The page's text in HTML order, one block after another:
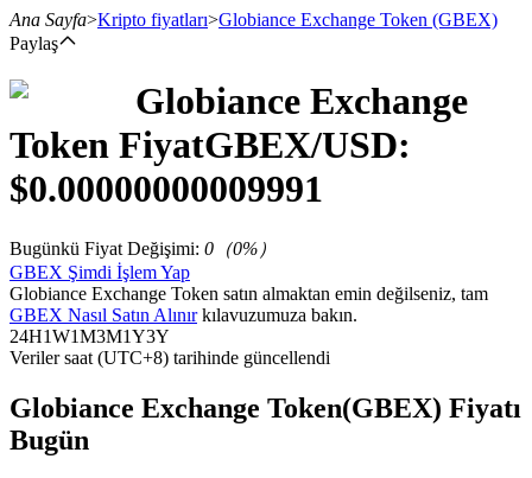
USDT Vadeli İşlemleri
Teminat olarak USDT kullanan vadeli işlemler
Ana Sayfa>Kripto fiyatları>Globiance Exchange Token (GBEX)
Paylaş
Globiance Exchange
Token FiyatGBEX/USD:
$0.00000000009991
Bugünkü Fiyat Değişimi: 0 （0%）
GBEX Şimdi İşlem Yap
Globiance Exchange Token satın almaktan emin değilseniz, tam
GBEX Nasıl Satın Alınırkılavuzumuza bakın.
24H1W1M3M1Y3Y
Veriler saat (UTC+8) tarihinde güncellendi
Globiance Exchange Token(GBEX) Fiyatı
Bugün